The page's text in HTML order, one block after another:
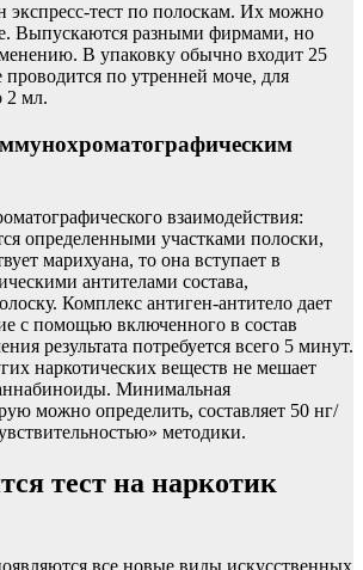
экспресс-тест по полоскам. Их можно
Выпускаются разными фирмами, но
В упаковку обычно входит 25
по утренней моче, для
2 мл.
взаимодействия:
определенными участками полоски,
марихуана, то она вступает в
антителами состава,
Комплекс антиген-антитело дает
с помощью включенного в состав
результата потребуется всего 5 минут.
наркотических веществ не мешает
Минимальная
можно определить, составляет 50 нг/
методики.
тест на наркотик
все новые виды искусственных